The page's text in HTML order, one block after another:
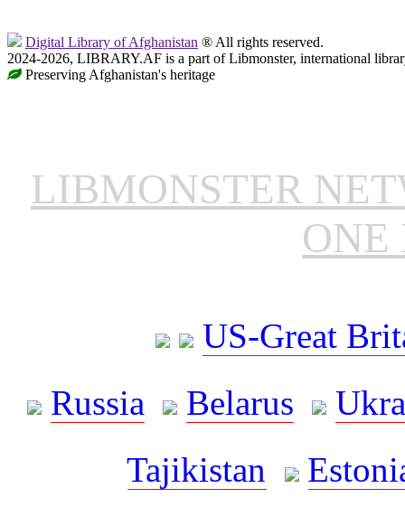
Digital Library of Afghanistan ® All rights reserved.
2024-2026, LIBRARY.AF is a part of Libmonster, international
Preserving Afghanistan's heritage
LIBMONSTER
ONE
US-Great
Russia
Belarus
Tajikistan